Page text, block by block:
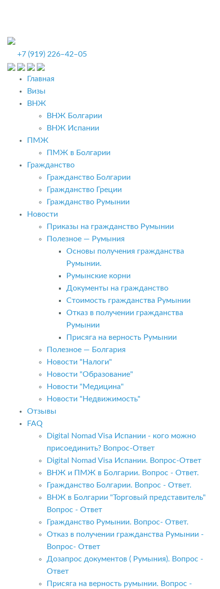
+7 (919) 226‒42‒05
Главная
Визы
ВНЖ
ВНЖ Болгарии
ВНЖ Испании
ПМЖ
ПМЖ в Болгарии
Гражданство
Гражданство Болгарии
Гражданство Греции
Гражданство Румынии
Новости
Приказы на гражданство Румынии
Полезное — Румыния
Основы получения гражданства
Румынии.
Румынские корни
Документы на гражданство
Стоимость гражданства Румынии
Отказ в получении гражданства
Румынии
Присяга на верность Румынии
Полезное — Болгария
Новости "Налоги"
Новости "Образование"
Новости "Медицина"
Новости "Недвижимость"
Отзывы
FAQ
Digital Nomad Visa Испании - кого можно
присоединить? Вопрос-Ответ
Digital Nomad Visa Испании. Вопрос-Ответ
ВНЖ и ПМЖ в Болгарии. Вопрос - Ответ.
Гражданство Болгарии. Вопрос - Ответ.
ВНЖ в Болгарии "Торговый представитель"
Вопрос - Ответ
Гражданство Румынии. Вопрос- Ответ.
Отказ в получении гражданства Румынии -
Вопрос- Ответ
Дозапрос документов ( Румыния). Вопрос -
Ответ
Присяга на верность румынии. Вопрос -